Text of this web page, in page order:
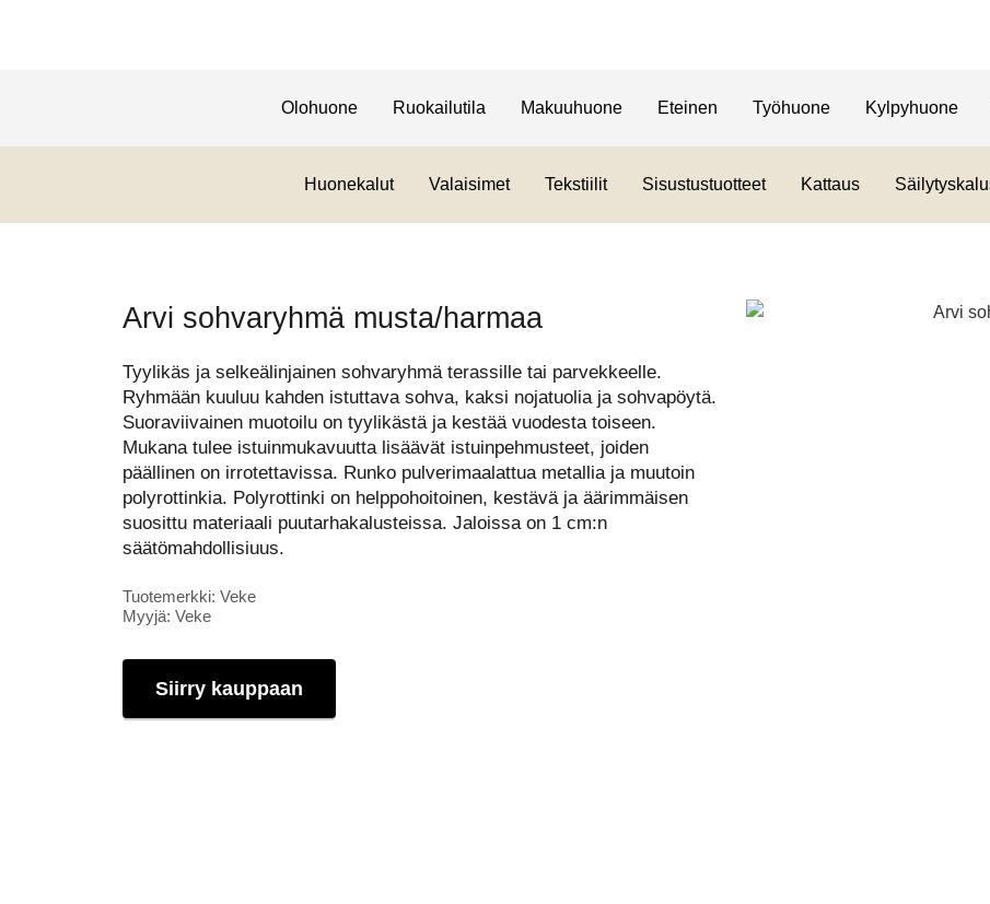
Olohuone Ruokailutila Makuuhuone Eteinen Työhuone Kylpyhuone
Huonekalut Valaisimet Tekstiilit Sisustustuotteet Kattaus
Arvi sohvaryhmä musta/harmaa
Tyylikäs ja selkeälinjainen sohvaryhmä terassille tai parvekkeelle.
Ryhmään kuuluu kahden istuttava sohva, kaksi nojatuolia ja sohvapöytä.
Suoraviivainen muotoilu on tyylikästä ja kestää vuodesta toiseen.
Mukana tulee istuinmukavuutta lisäävät istuinpehmusteet, joiden
päällinen on irrotettavissa. Runko pulverimaalattua metallia ja muutoin
polyrottinkia. Polyrottinki on helppohoitoinen, kestävä ja äärimmäisen
suosittu materiaali puutarhakalusteissa. Jaloissa on 1 cm:n
säätömahdollisiuus.
Tuotemerkki: Veke
Myyjä: Veke
Siirry kauppaan